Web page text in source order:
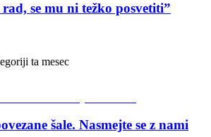
se mu ni težko posvetiti”
ta mesec
šale. Nasmejte se z nami